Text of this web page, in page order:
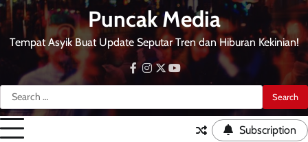
Skip
to
content
Puncak Media
Tempat Asyik Buat Update Seputar Tren dan Hiburan Kekinian!
Search
for:
facebook
instagram
twitteryoutube
Subscription